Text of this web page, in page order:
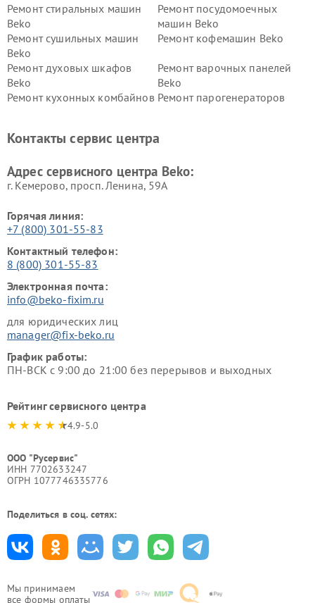
Мы принимаем
все формы оплаты
Ремонт стиральных машин
Beko
Ремонт посудомоечных
машин Beko
Ремонт сушильных машин
Beko
Ремонт кофемашин Beko
Ремонт духовых шкафов
Beko
Ремонт варочных панелей
Beko
Ремонт кухонных комбайнов Ремонт парогенераторов
Ремонт холодильников Beko Ремонт морозильных камер
Контакты сервис центра
Адрес сервисного центра Beko:
г. Кемерово, просп. Ленина, 59А
Горячая линия:
+7 (800) 301-55-83
Контактный телефон:
8 (800) 301-55-83
Электронная почта:
info@beko-fixim.ru
для юридических лиц
manager@fix-beko.ru
График работы:
ПН-ВСК с 9:00 до 21:00 без перерывов и выходных
Рейтинг сервисного центра
4.9-5.0
ООО "Русервис"
ИНН 7702633247
ОГРН 1077746335776
Поделиться в соц. сетях: